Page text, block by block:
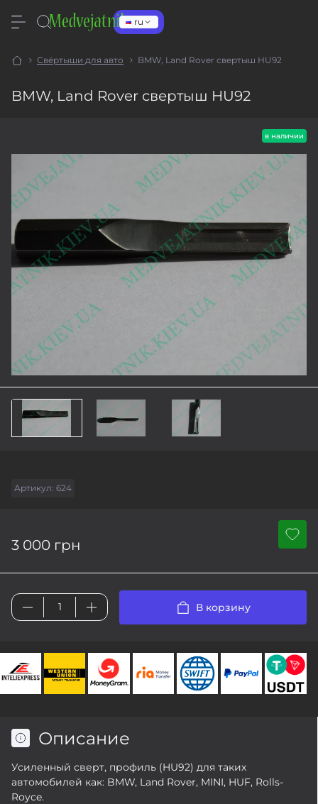
ru
Свёртыши для авто BMW, Land Rover свертыш HU92
BMW, Land Rover свертыш HU92
в наличии
Артикул: 624
3 000 грн
В корзину
Описание
Усиленный сверт, профиль (HU92) для таких
автомобилей как: BMW, Land Rover, MINI, HUF, Rolls-
Royce.